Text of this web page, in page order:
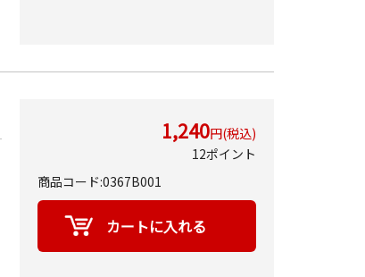
1,240円(税込)
12ポイント
商品コード:0367B001